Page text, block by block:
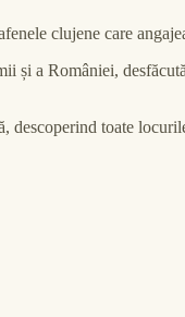
clujene care
și a României,
toate